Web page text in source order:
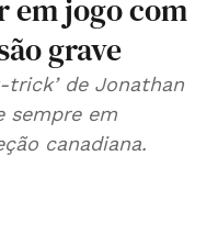
em jogo com
grave
trick’ de Jonathan
sempre em
canadiana.